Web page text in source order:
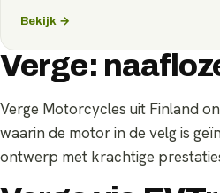
Bekijk →
Verge:
Verge Motorcycles uit Finland
waarin de motor in de velg is
ontwerp met krachtige